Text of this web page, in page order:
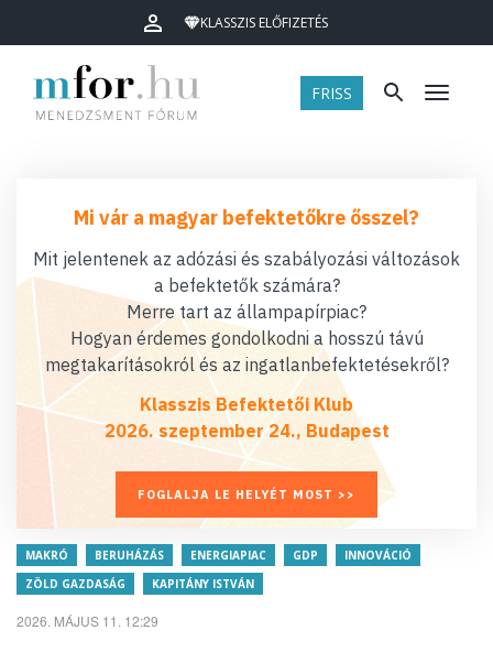
KLASSZIS ELŐFIZETÉS
FRISS Menü
Mi vár a magyar befektetőkre ősszel?
Mit jelentenek az adózási és szabályozási változások
a befektetők számára?
Merre tart az állampapírpiac?
Hogyan érdemes gondolkodni a hosszú távú
megtakarításokról és az ingatlanbefektetésekről?
Klasszis Befektetői Klub
2026. szeptember 24., Budapest
FOGLALJA LE HELYÉT MOST >>
MAKRÓ BERUHÁZÁS ENERGIAPIAC GDP
INNOVÁCIÓ
ZÖLD GAZDASÁG
KAPITÁNY ISTVÁN
2026. MÁJUS 11. 12:29